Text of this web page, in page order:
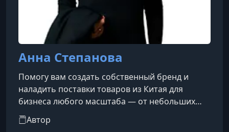
Анна Степанова
Помогу вам создать собственный бренд и
наладить поставки товаров из Китая для
бизнеса любого масштаба — от небольших
компаний до тендерных поставок.Более 5 лет
занимаюсь импортом из Китая. После
Автор